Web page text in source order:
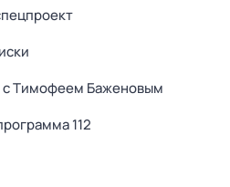
с Тимофеем Баженовым
112